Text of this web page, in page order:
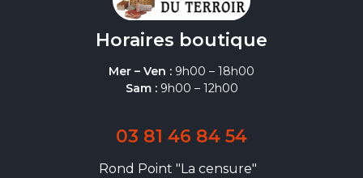
Horaires boutique
Mer – Ven : 9h00 – 18h00
Sam :9h00 – 12h00
03 81 46 84 54
Rond Point "La censure"